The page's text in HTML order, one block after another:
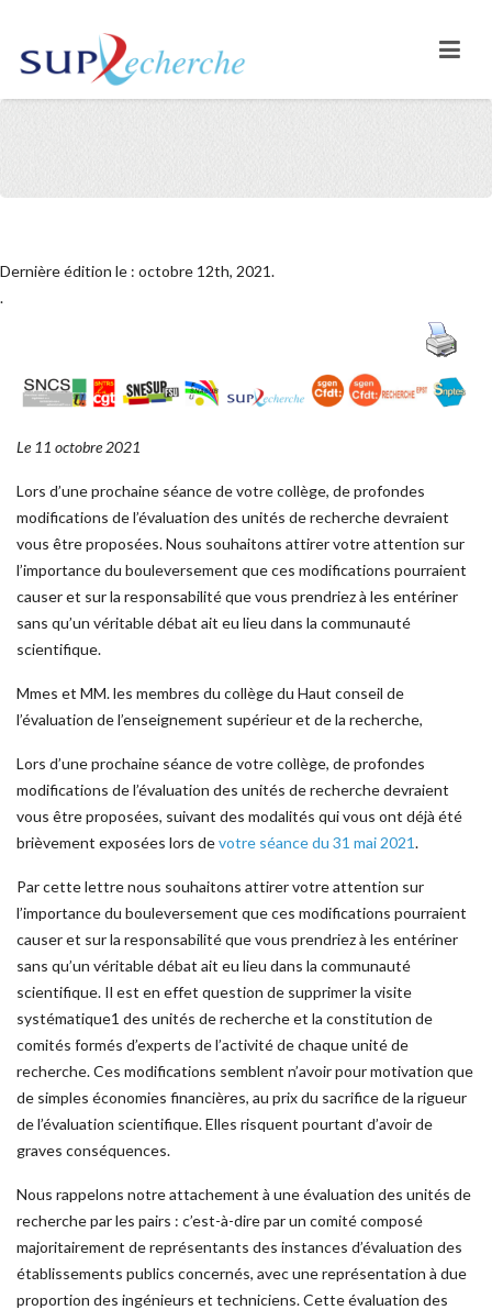
Dernière édition le : octobre 12th, 2021.
.
Le 11 octobre 2021
Lors d’une prochaine séance de votre collège, de profondes
modifications de l’évaluation des unités de recherche devraient
vous être proposées. Nous souhaitons attirer votre attention sur
l’importance du bouleversement que ces modifications pourraient
causer et sur la responsabilité que vous prendriez à les entériner
sans qu’un véritable débat ait eu lieu dans la communauté
scientifique.
Mmes et MM. les membres du collège du Haut conseil de
l’évaluation de l’enseignement supérieur et de la recherche,
Lors d’une prochaine séance de votre collège, de profondes
modifications de l’évaluation des unités de recherche devraient
vous être proposées, suivant des modalités qui vous ont déjà été
brièvement exposées lors devotre séance du 31 mai 2021.
Par cette lettre nous souhaitons attirer votre attention sur
l’importance du bouleversement que ces modifications pourraient
causer et sur la responsabilité que vous prendriez à les entériner
sans qu’un véritable débat ait eu lieu dans la communauté
scientifique. Il est en effet question de supprimer la visite
systématique1 des unités de recherche et la constitution de
comités formés d’experts de l’activité de chaque unité de
recherche. Ces modifications semblent n’avoir pour motivation que
de simples économies financières, au prix du sacrifice de la rigueur
de l’évaluation scientifique. Elles risquent pourtant d’avoir de
graves conséquences.
Nous rappelons notre attachement à une évaluation des unités de
recherche par les pairs : c’est-à-dire par un comité composé
majoritairement de représentants des instances d’évaluation des
établissements publics concernés, avec une représentation à due
proportion des ingénieurs et techniciens. Cette évaluation des